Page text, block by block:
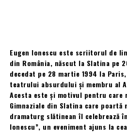
Eugen Ionescu este scriitorul de
din România, născut la Slatina pe
decedat pe 28 martie 1994 la
teatrului absurdului și membru al
Acesta este și motivul pentru care
Gimnaziale din Slatina care poartă
dramaturg slătinean îl celebrează
Ionescu”, un eveniment ajuns la